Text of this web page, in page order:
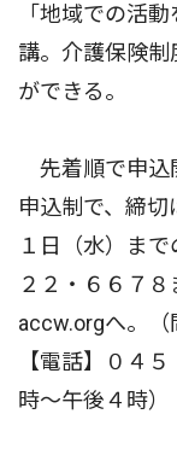
「地域での活
講。介護保険
ができる。
先着順で申込
申込制で、締
１日（水）ま
２２・６６７
accw.orgへ。
【電話】０４
時〜午後４時）